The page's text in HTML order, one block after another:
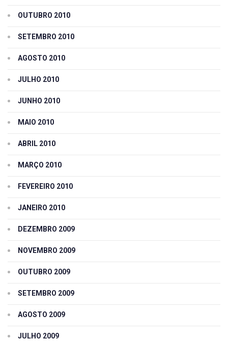
OUTUBRO 2010
SETEMBRO 2010
AGOSTO 2010
JULHO 2010
JUNHO 2010
MAIO 2010
ABRIL 2010
MARÇO 2010
FEVEREIRO 2010
JANEIRO 2010
DEZEMBRO 2009
NOVEMBRO 2009
OUTUBRO 2009
SETEMBRO 2009
AGOSTO 2009
JULHO 2009